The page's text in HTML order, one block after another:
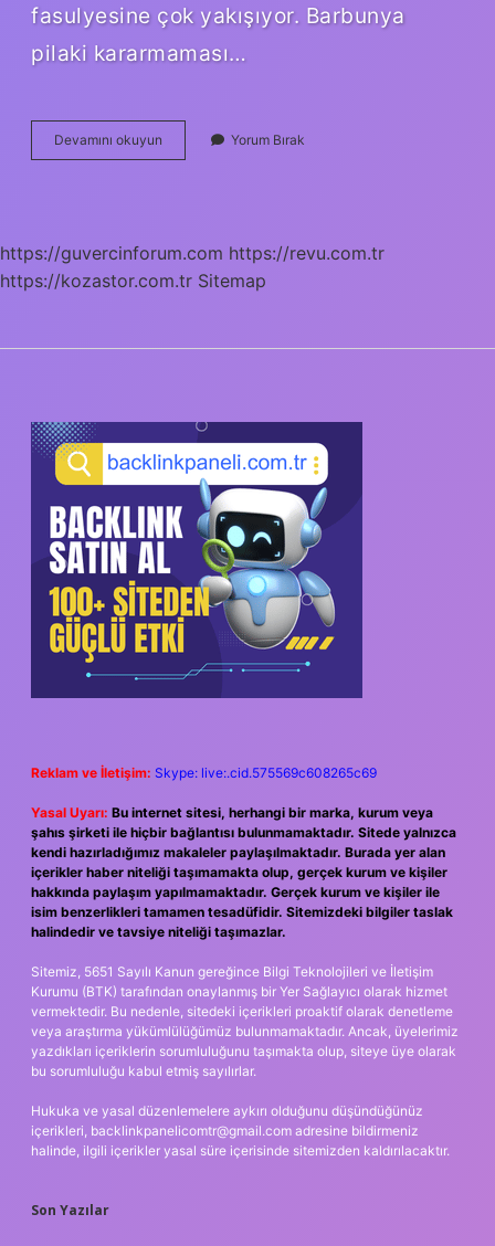
fasulyesine çok yakışıyor. Barbunya
pilaki kararmaması…
Devamını okuyun Barbunya
Pilaki
Yorum Bırak
https://guvercinforum.com https://revu.com.tr
https://kozastor.com.tr Sitemap
SIDEBAR
Reklam ve İletişim: Skype: live:.cid.575569c608265c69
Yasal Uyarı: Bu internet sitesi, herhangi bir marka, kurum veya
şahıs şirketi ile hiçbir bağlantısı bulunmamaktadır. Sitede yalnızca
kendi hazırladığımız makaleler paylaşılmaktadır. Burada yer alan
içerikler haber niteliği taşımamakta olup, gerçek kurum ve kişiler
hakkında paylaşım yapılmamaktadır. Gerçek kurum ve kişiler ile
isim benzerlikleri tamamen tesadüfidir. Sitemizdeki bilgiler taslak
halindedir ve tavsiye niteliği taşımazlar.
Sitemiz, 5651 Sayılı Kanun gereğince Bilgi Teknolojileri ve İletişim
Kurumu (BTK) tarafından onaylanmış bir Yer Sağlayıcı olarak hizmet
vermektedir. Bu nedenle, sitedeki içerikleri proaktif olarak denetleme
veya araştırma yükümlülüğümüz bulunmamaktadır. Ancak, üyelerimiz
yazdıkları içeriklerin sorumluluğunu taşımakta olup, siteye üye olarak
bu sorumluluğu kabul etmiş sayılırlar.
Hukuka ve yasal düzenlemelere aykırı olduğunu düşündüğünüz
içerikleri, backlinkpanelicomtr@gmail.com adresine bildirmeniz
halinde, ilgili içerikler yasal süre içerisinde sitemizden kaldırılacaktır.
Son Yazılar